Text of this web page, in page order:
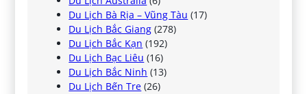
Du Lịch Bà Rịa – Vũng Tàu (17)
Du Lịch Bắc Giang (278)
Du Lịch Bắc Kạn (192)
Du Lịch Bạc Liêu (16)
Du Lịch Bắc Ninh (13)
Du Lịch Bến Tre (26)